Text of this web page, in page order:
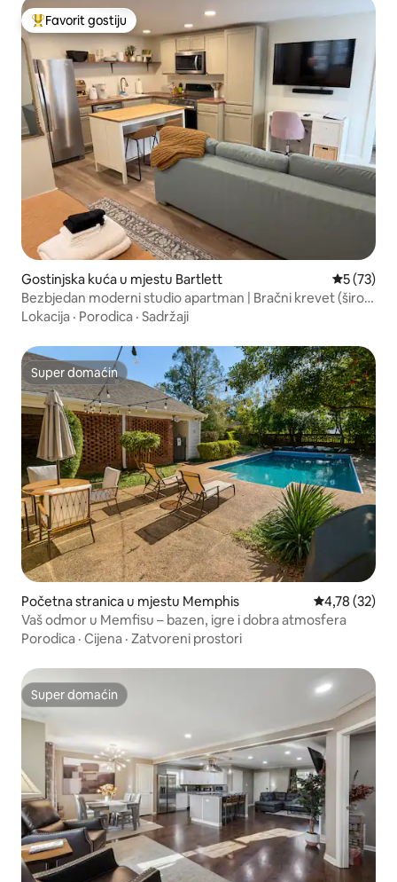
Glavni favorit gostiju
Favorit gostiju
Gostinjska kuća u mjestu Bartlett prosječna
5 (73)
Bezbjedan moderni studio apartman | Bračni krevet (širok
180-220 cm) • Kuhinja
Lokacija · Porodica · Sadržaji
Super domaćin
Super domaćin
Početna stranica u mjestu Memphis prosječna
4,78 (32)
Vaš odmor u Memfisu – bazen, igre i dobra atmosfera
Porodica · Cijena · Zatvoreni prostori
Super domaćin
Super domaćin